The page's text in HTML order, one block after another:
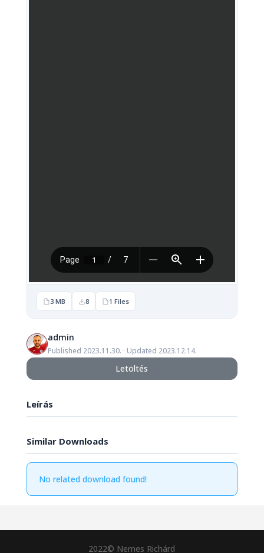
3 MB 8 1 Files
admin
Published 2023.11.30. · Updated 2023.12.14.
Letöltés
Leírás
Similar Downloads
No related download found!
2022© Nemes Richárd